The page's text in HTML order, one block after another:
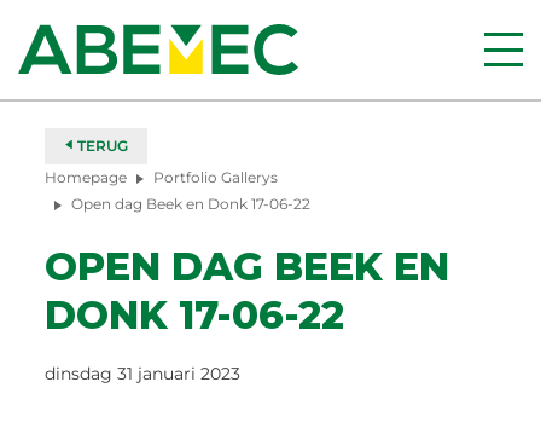
TERUG
Homepage
Portfolio Gallerys
Open dag Beek en Donk 17-06-22
OPEN DAG BEEK EN
DONK 17-06-22
dinsdag 31 januari 2023